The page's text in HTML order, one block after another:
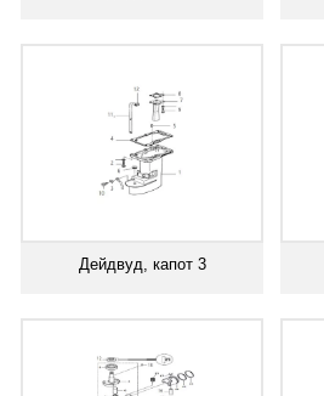
Дейдвуд, капот 3